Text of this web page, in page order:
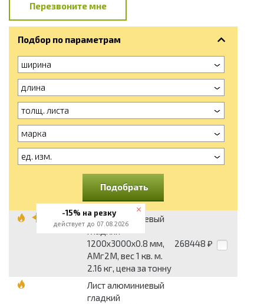
Перезвоните мне
Подбор по параметрам
ширина
длина
толщ. листа
марка
ед. изм.
Подобрать
Лист алюминиевый
гладкий
1200x3000x0.8 мм,
АМг2М, вес 1 кв. м.
2.16 кг, цена за тонну
268448 ₽
Лист алюминиевый
гладкий
-15% на резку
действует до 07.08.2026